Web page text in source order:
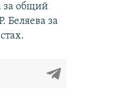
за общий
Беляева за